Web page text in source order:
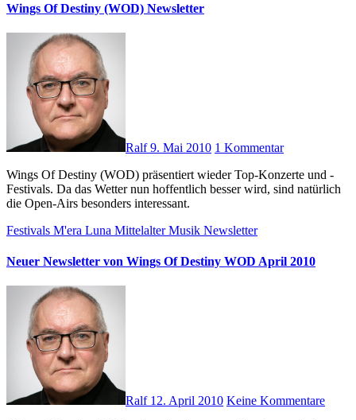
Wings Of Destiny (WOD) Newsletter
Ralf9. Mai 2010 1 Kommentar
Wings Of Destiny (WOD) präsentiert wieder Top-Konzerte und -
Festivals. Da das Wetter nun hoffentlich besser wird, sind natürlich
die Open-Airs besonders interessant.
Festivals M'era Luna MittelalterMusik Newsletter
Neuer Newsletter von Wings Of Destiny WOD April 2010
Ralf 12. April 2010 Keine Kommentare